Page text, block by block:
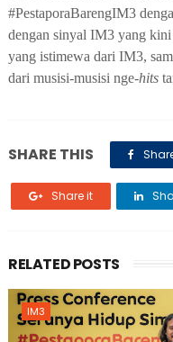
#PestaporaBarengIM3
dengan sinyal IM3 yang
yang istimewa dari IM3,
dari musisi-musisi nge-hits
SHARE THIS
Share it
RELATED POSTS
IM3